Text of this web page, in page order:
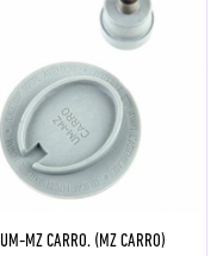
UM-MZ CARRO. (MZ CARRO)